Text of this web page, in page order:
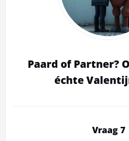
Paard of Partner?
échte
Vraag 7